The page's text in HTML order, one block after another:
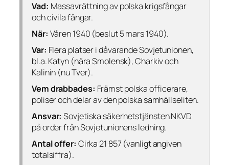
Vad: Massavrättning av polska krigsfångar
och civila fångar.
När: Våren 1940 (beslut 5 mars 1940).
Var: Flera platser i dåvarande Sovjetunionen,
bl.a. Katyn (nära Smolensk), Charkiv och
Kalinin (nu Tver).
Vem drabbades: Främst polska officerare,
poliser och delar av den polska samhällseliten.
Ansvar: Sovjetiska säkerhetstjänsten NKVD
på order från Sovjetunionens ledning.
Antal offer: Cirka 21 857 (vanligt angiven
totalsiffra).